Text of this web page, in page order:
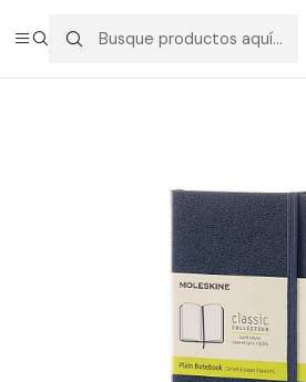
Cuaderno Clásico - Tapa Dura -